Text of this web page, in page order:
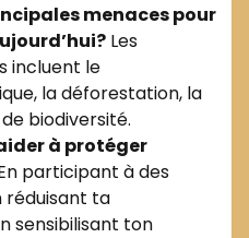
menaces pour
Les
incluent le
la déforestation, la
biodiversité.
à protéger
participant à des
réduisant ta
sensibilisant ton